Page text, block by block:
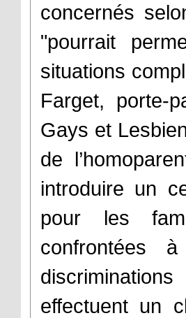
concernés
"pourrait
situations
Farget, porte-
Gays et
de
introduire un
pour les
confrontées
effectuent un